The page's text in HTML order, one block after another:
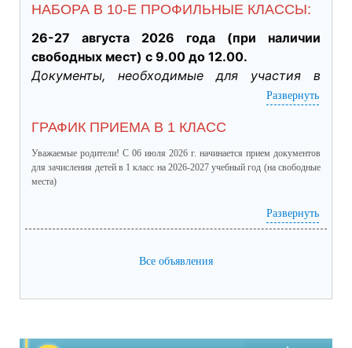
НАБОРА В 10-Е ПРОФИЛЬНЫЕ КЛАССЫ:
26-27 августа 2026 года (при наличии
свободных мест) с 9.00 до 12.00.
Документы, необходимые для участия в
участии в индивидуальном отборе при
приеме обучающегося для получения
среднего общего образования для
профильного обучения. (подлинник)
·           Табель успеваемости обучающегося
за 9 класс, заверенный руководителем ОО
итоговые) (подлинник)
государственного экзамена (подлинник)
результативное участие в ВсОШ, НПК и
Развернуть
ГРАФИК ПРИЕМА В 1 КЛАСС
Уважаемые родители! С 06 июля 2026 г. начинается прием документов
для зачисления детей в 1 класс на 2026-2027 учебный год (на свободные
места)
(посмотреть)Развернуть
Все объявления